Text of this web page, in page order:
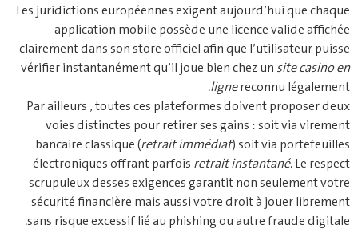
Les juridictions européennes exigent aujourd’hui que chaque
application mobile possède une licence valide affichée
clairement dans son store officiel afin que l’utilisateur puisse
vérifier instantanément qu’il joue bien chez un site casino en
lignereconnu légalement.
Par ailleurs , toutes ces plateformes doivent proposer deux
voies distinctes pour retirer ses gains : soit via virement
bancaire classique (retrait immédiat) soit via portefeuilles
électroniques offrant parfois retrait instantané. Le respect
scrupuleux desses exigences garantit non seulement votre
sécurité financière mais aussi votre droit à jouer librement
sans risque excessif lié au phishing ou autre fraude digitale.